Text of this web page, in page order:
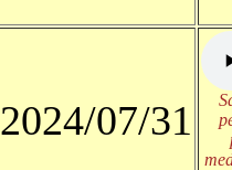
2024/07/31